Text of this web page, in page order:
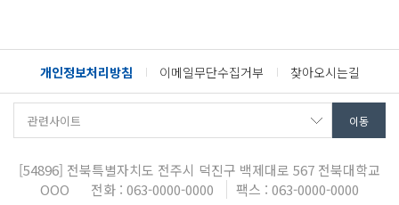
개인정보처리방침 이메일무단수집거부 찾아오시는길
[54896] 전북특별자치도 전주시 덕진구 백제대로 567 전북대학교
OOO
전화 : 063-0000-0000
팩스 : 063-0000-0000